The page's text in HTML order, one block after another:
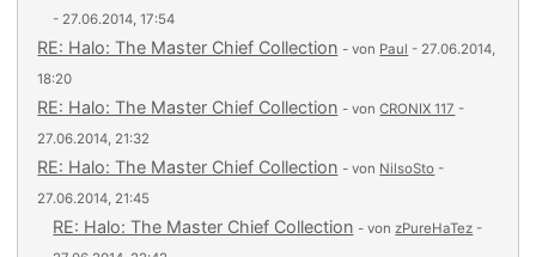
- 27.06.2014, 17:54
RE: Halo: The Master Chief Collection - von Paul - 27.06.2014,
18:20
RE: Halo: The Master Chief Collection - vonCRONIX 117 -
27.06.2014, 21:32
RE: Halo: The Master Chief Collection - von NilsoSto -
27.06.2014, 21:45
RE: Halo: The Master Chief Collection - vonzPureHaTez -